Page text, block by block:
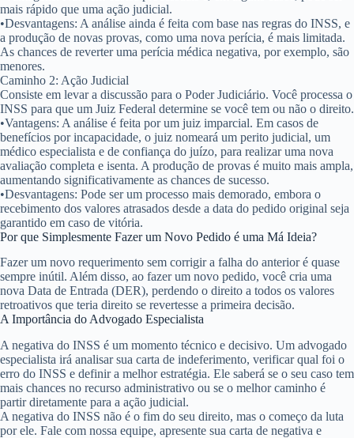
mais rápido que uma ação judicial.
•Desvantagens: A análise ainda é feita com base nas regras do INSS, e
a produção de novas provas, como uma nova perícia, é mais limitada.
As chances de reverter uma perícia médica negativa, por exemplo, são
menores.
Caminho 2: Ação Judicial
Consiste em levar a discussão para o Poder Judiciário. Você processa o
INSS para que um Juiz Federal determine se você tem ou não o direito.
•Vantagens: A análise é feita por um juiz imparcial. Em casos de
benefícios por incapacidade, o juiz nomeará um perito judicial, um
médico especialista e de confiança do juízo, para realizar uma nova
avaliação completa e isenta. A produção de provas é muito mais ampla,
aumentando significativamente as chances de sucesso.
•Desvantagens: Pode ser um processo mais demorado, embora o
recebimento dos valores atrasados desde a data do pedido original seja
garantido em caso de vitória.
Por que Simplesmente Fazer um Novo Pedido é uma Má Ideia?
Fazer um novo requerimento sem corrigir a falha do anterior é quase
sempre inútil. Além disso, ao fazer um novo pedido, você cria uma
nova Data de Entrada (DER), perdendo o direito a todos os valores
retroativos que teria direito se revertesse a primeira decisão.
A Importância do Advogado Especialista
A negativa do INSS é um momento técnico e decisivo. Um advogado
especialista irá analisar sua carta de indeferimento, verificar qual foi o
erro do INSS e definir a melhor estratégia. Ele saberá se o seu caso tem
mais chances no recurso administrativo ou se o melhor caminho é
partir diretamente para a ação judicial.
A negativa do INSS não é o fim do seu direito, mas o começo da luta
por ele. Fale com nossa equipe, apresente sua carta de negativa e